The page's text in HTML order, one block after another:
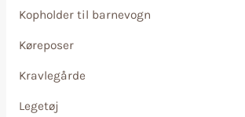
Kopholder til barnevogn
Køreposer
Kravlegårde
Legetøj